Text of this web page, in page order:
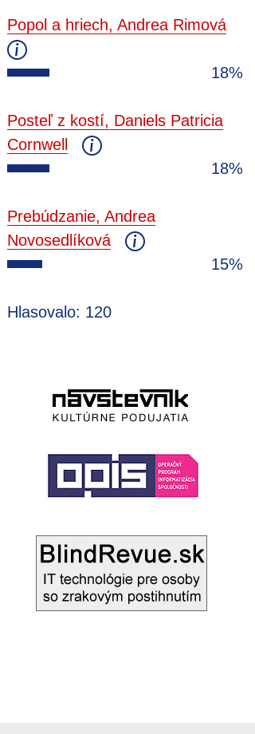
Popol a hriech, Andrea Rimová
18%
Posteľ z kostí, Daniels Patricia
Cornwell
18%
Prebúdzanie, Andrea
Novosedlíková
15%
Hlasovalo: 120